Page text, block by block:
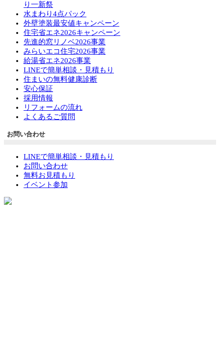
り一新祭
水まわり4点パック
外壁塗装最安値キャンペーン
住宅省エネ2026キャンペーン
先進的窓リノベ2026事業
みらいエコ住宅2026事業
給湯省エネ2026事業
LINEで簡単相談・見積もり
住まいの無料健康診断
安心保証
採用情報
リフォームの流れ
よくあるご質問
お問い合わせ
LINEで簡単相談・見積もり
お問い合わせ
無料お見積もり
イベント参加